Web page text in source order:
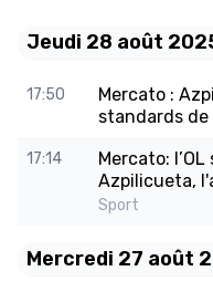
Jeudi 28 août
17:50
Mercato :
standards de
17:14
Mercato:
Azpilicueta,
Sport
Mercredi 27 août